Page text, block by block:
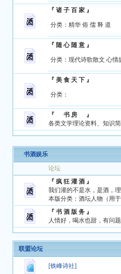
『 诸 子 百 家 』
分类： 精华 俗 儒 释 道
『 随 心 随 意 』
分类： 现代诗歌散文 心情
『 美 食 天 下 』
分类：
『 书 房 』
各类文学理论资料、知识简
书酒娱乐
论坛
『 疯 狂 灌 酒 』
我们灌的不是水，是酒，
本版分类： 酒坛人物 （用
『 书 酒 版 务 』
人情好，喝水也甜，有问
联盟论坛
[铁峰诗社]